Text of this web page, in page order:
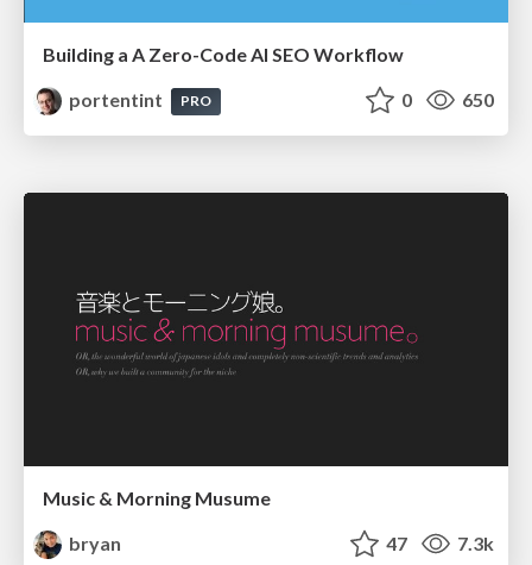
Building a A Zero-Code AI SEO Workflow
portentint
PRO 0 650
Music & Morning Musume
bryan
47 7.3k